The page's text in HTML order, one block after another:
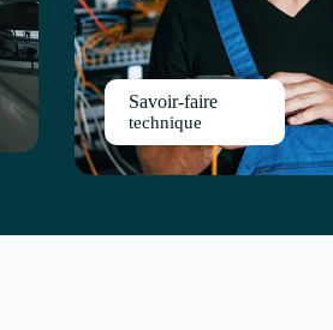
Savoir-faire
technique